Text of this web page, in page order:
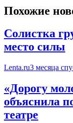
Похожие
Солистка
место силы
Lenta.ru3 месяца
«Дорогу
объяснила
театре